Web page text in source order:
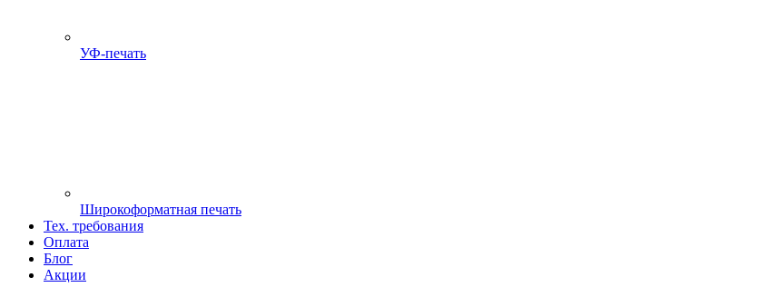
УФ-печать
Широкоформатная печать
Тех. требования
Оплата
Блог
Акции